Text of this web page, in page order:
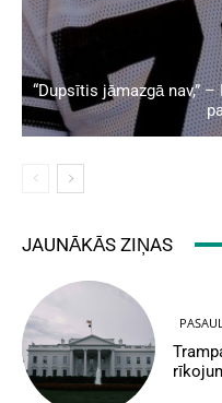
“Dupsītis jāmazgā nav,”
JAUNĀKĀS ZIŅAS